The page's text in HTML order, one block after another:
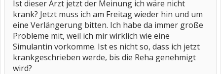
Ist dieser Arzt jetzt der Meinung ich wäre nicht
krank? Jetzt muss ich am Freitag wieder hin und um
eine Verlängerung bitten. Ich habe da immer große
Probleme mit, weil ich mir wirklich wie eine
Simulantin vorkomme. Ist es nicht so, dass ich jetzt
krankgeschrieben werde, bis die Reha genehmigt
wird?